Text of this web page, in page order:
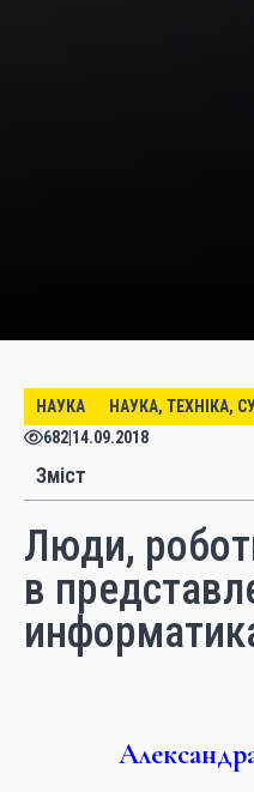
НАУКА НАУКА, ТЕХНІКА,
682 14.09.2018
Зміст
Люди,
в